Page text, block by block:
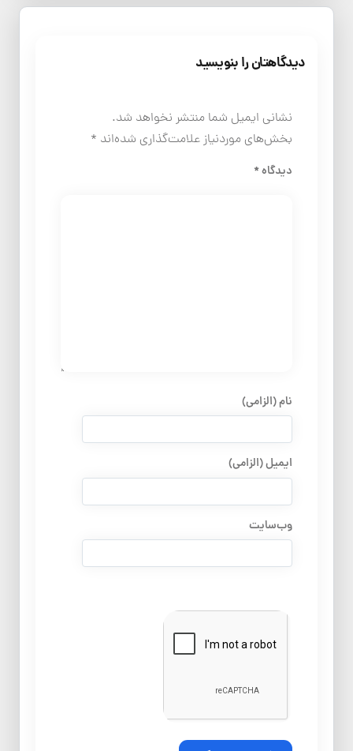
دیدگاهتان را بنویسید
نشانی ایمیل شما منتشر نخواهد شد.
بخش‌های موردنیاز علامت‌گذاری شده‌اند *
دیدگاه*
نام (الزامی)
ایمیل (الزامی)
وب‌سایت